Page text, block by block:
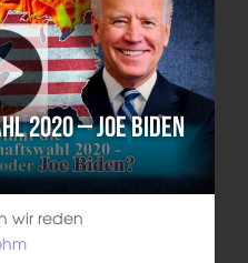
2020 – Joe Biden
wir reden